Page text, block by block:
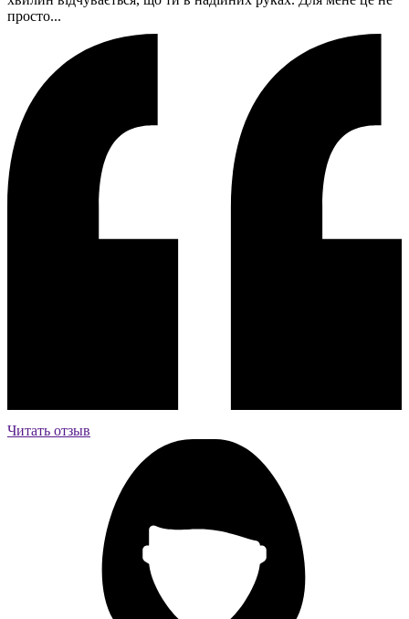
просто...
Читать отзыв